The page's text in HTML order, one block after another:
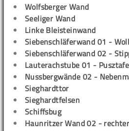
Wolfsberger Wand
Seeliger Wand
Linke Bleisteinwand
Siebenschläferwand 01 -
Siebenschläferwand 02 -
Lauterachstube 01 -
Nussbergwände 02 -
Sieghardttor
Sieghardtfelsen
Schiffsbug
Haunritzer Wand 02 -